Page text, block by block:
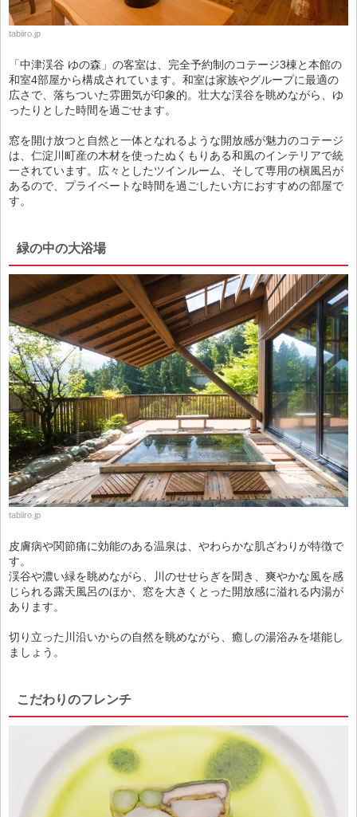
tabiiro.jp
「中津渓谷 ゆの森」の客室は、完全予約制のコテージ3棟と本館の
和室4部屋から構成されています。和室は家族やグループに最適の
広さで、落ちついた雰囲気が印象的。壮大な渓谷を眺めながら、ゆ
ったりとした時間を過ごせます。
窓を開け放つと自然と一体となれるような開放感が魅力のコテージ
は、仁淀川町産の木材を使ったぬくもりある和風のインテリアで統
一されています。広々としたツインルーム、そして専用の槇風呂が
あるので、プライベートな時間を過ごしたい方におすすめの部屋で
す。
緑の中の大浴場
tabiiro.jp
皮膚病や関節痛に効能のある温泉は、やわらかな肌ざわりが特徴で
す。
渓谷や濃い緑を眺めながら、川のせせらぎを聞き、爽やかな風を感
じられる露天風呂のほか、窓を大きくとった開放感に溢れる内湯が
あります。
切り立った川沿いからの自然を眺めながら、癒しの湯浴みを堪能し
ましょう。
こだわりのフレンチ